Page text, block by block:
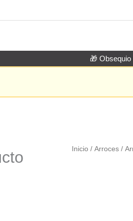
🎁
Inicio /Arroces /